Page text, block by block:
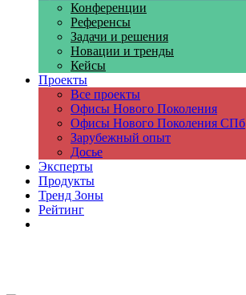
Конференции
Референсы
Задачи и решения
Новации и тренды
Кейсы
Проекты
Все проекты
Офисы Нового Поколения
Офисы Нового Поколения СПб
Зарубежный опыт
Досье
Эксперты
Продукты
Тренд Зоны
Рейтинг